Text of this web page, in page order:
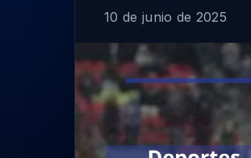
10 de junio de 2025